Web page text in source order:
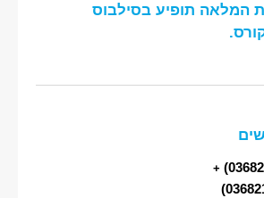
המלאה תופיע בסילבוס
+